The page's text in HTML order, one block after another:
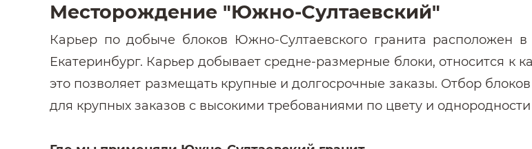
Месторождение "Южно-Султаевский"
Карьер по добыче блоков Южно-Султаевского гранита расположен
Екатеринбург. Карьер добывает средне-размерные блоки, относится
это позволяет размещать крупные и долгосрочные заказы. Отбор
для крупных заказов с высокими требованиями по цвету и